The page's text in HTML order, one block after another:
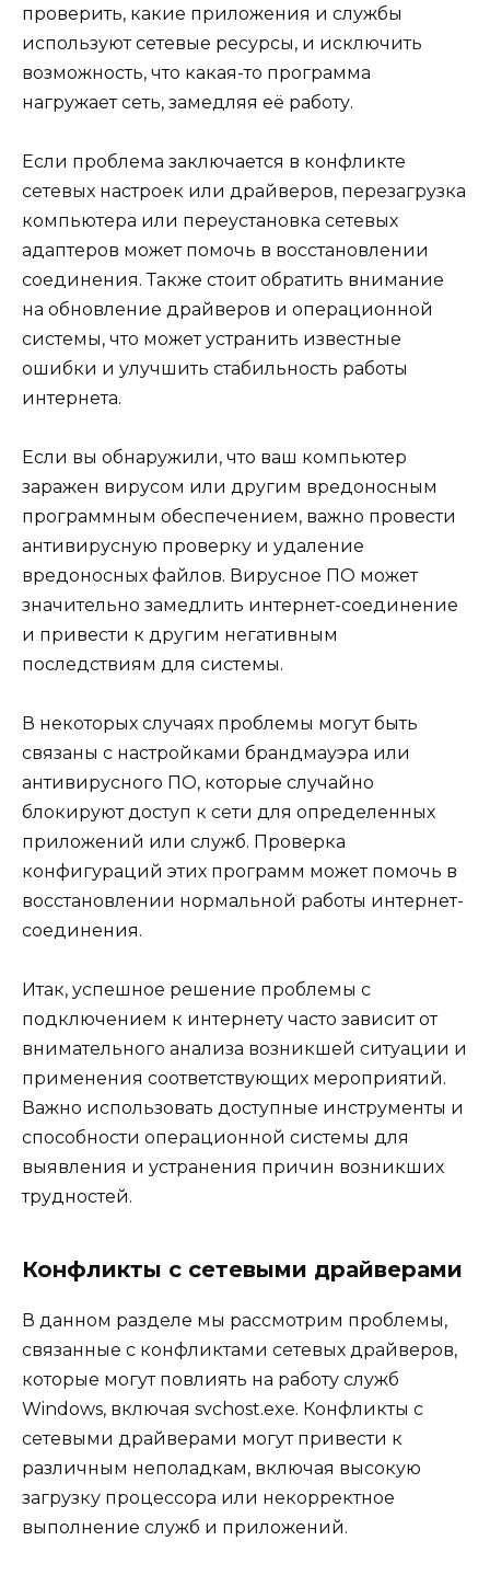
проверить, какие приложения и службы
используют сетевые ресурсы, и исключить
возможность, что какая-то программа
нагружает сеть, замедляя её работу.
Если проблема заключается в конфликте
сетевых настроек или драйверов, перезагрузка
компьютера или переустановка сетевых
адаптеров может помочь в восстановлении
соединения. Также стоит обратить внимание
на обновление драйверов и операционной
системы, что может устранить известные
ошибки и улучшить стабильность работы
интернета.
Если вы обнаружили, что ваш компьютер
заражен вирусом или другим вредоносным
программным обеспечением, важно провести
антивирусную проверку и удаление
вредоносных файлов. Вирусное ПО может
значительно замедлить интернет-соединение
и привести к другим негативным
последствиям для системы.
В некоторых случаях проблемы могут быть
связаны с настройками брандмауэра или
антивирусного ПО, которые случайно
блокируют доступ к сети для определенных
приложений или служб. Проверка
конфигураций этих программ может помочь в
восстановлении нормальной работы интернет-
соединения.
Итак, успешное решение проблемы с
подключением к интернету часто зависит от
внимательного анализа возникшей ситуации и
применения соответствующих мероприятий.
Важно использовать доступные инструменты и
способности операционной системы для
выявления и устранения причин возникших
трудностей.
Конфликты с сетевыми драйверами
В данном разделе мы рассмотрим проблемы,
связанные с конфликтами сетевых драйверов,
которые могут повлиять на работу служб
Windows, включая svchost.exe. Конфликты с
сетевыми драйверами могут привести к
различным неполадкам, включая высокую
загрузку процессора или некорректное
выполнение служб и приложений.